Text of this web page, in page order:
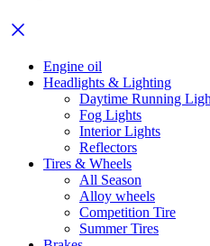
Engine oil
Headlights & Lighting
Daytime Running
Fog Lights
Interior Lights
Reflectors
Tires & Wheels
All Season
Alloy wheels
Competition Tire
Summer Tires